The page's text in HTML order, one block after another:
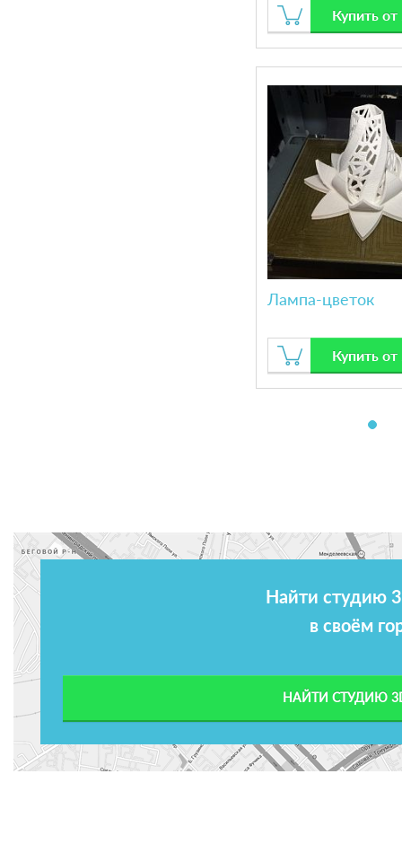
Купить
Лампа-цветок
Купить
Найти студию
в своём
НАЙТИ СТУДИЮ